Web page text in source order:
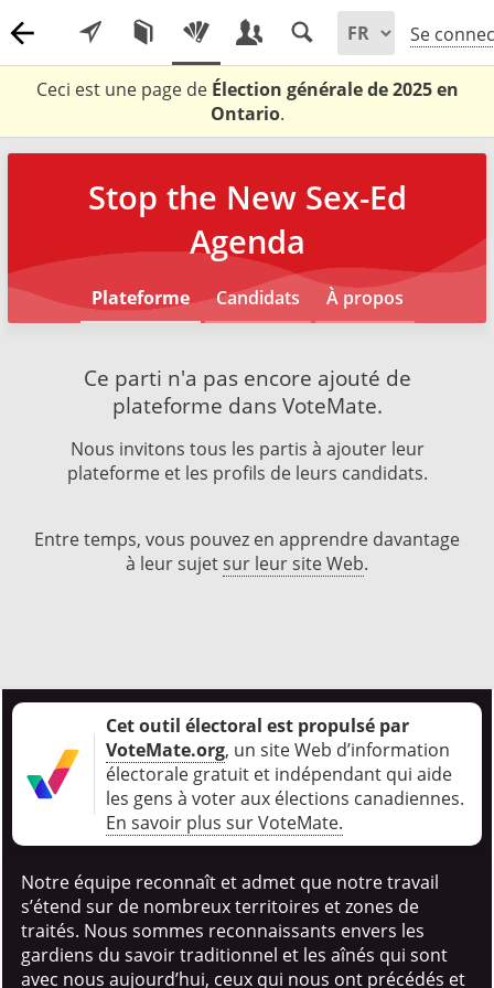
Se
Ceci est une page de Élection générale de 2025 en
Ontario.
Stop the New Sex-Ed
Agenda
Plateforme Candidats À propos
Ce parti n'a pas encore ajouté de
plateforme dans VoteMate.
Nous invitons tous les partis à ajouter leur
plateforme et les profils de leurs candidats.
Entre temps, vous pouvez en apprendre davantage
à leur sujetsur leur site Web.
Cet outil électoral est propulsé par
VoteMate.org, un site Web d’information
électorale gratuit et indépendant qui aide
les gens à voter aux élections canadiennes.
En savoir plus sur VoteMate.
Notre équipe reconnaît et admet que notre travail
s’étend sur de nombreux territoires et zones de
traités. Nous sommes reconnaissants envers les
gardiens du savoir traditionnel et les aînés qui sont
avec nous aujourd’hui, ceux qui nous ont précédés et